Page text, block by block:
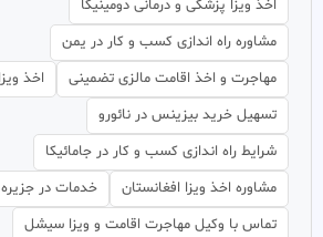
اخذ ویزا پزشکی و درمانی دومینیکا
مشاوره راه اندازی کسب و کار در یمن
مهاجرت و اخذ اقامت مالزی تضمینی
اخذ
تسهیل خرید بیزینس در نائورو
شرایط راه اندازی کسب و کار در جامائیکا
مشاوره اخذ ویزا افغانستان
خدمات در جزیره
تماس با وکیل مهاجرت اقامت و ویزا سیشل